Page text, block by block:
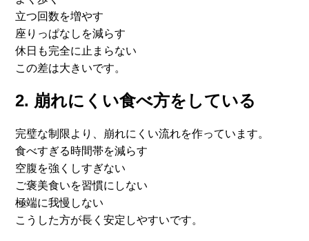
立つ回数を増やす
座りっぱなしを減らす
休日も完全に止まらない
この差は大きいです。
2. 崩れにくい食べ方をしている
完璧な制限より、崩れにくい流れを作っています。
食べすぎる時間帯を減らす
空腹を強くしすぎない
ご褒美食いを習慣にしない
極端に我慢しない
こうした方が長く安定しやすいです。